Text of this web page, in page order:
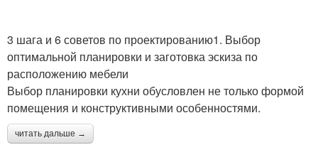
3 шага и 6 советов по проектированию1. Выбор
оптимальной планировки и заготовка эскиза по
расположению мебели
Выбор планировки кухни обусловлен не только формой
помещения и конструктивными особенностями.
читать дальше →